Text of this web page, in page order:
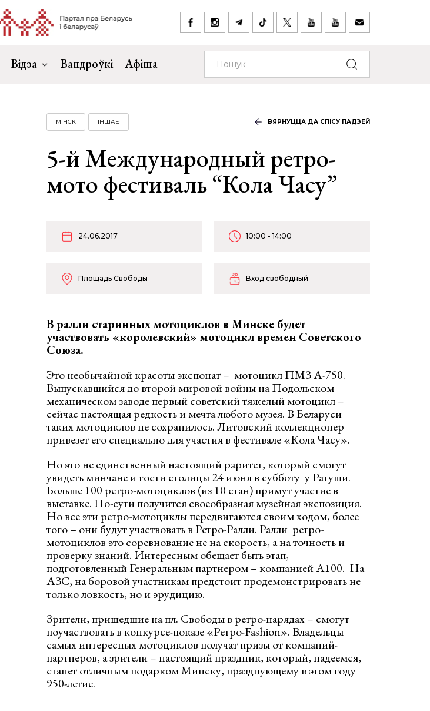
Відэа Вандроўкі Афіша
МІНСК ІНШАЕ ВЯРНУЦЦА ДА СПІСУ ПАДЗЕЙ
5-й Международный ретро-
мото фестиваль “Кола Часу”
24.06.2017 10:00 - 14:00
Площадь Свободы Вход свободный
В ралли старинных мотоциклов в Минске будет
участвовать «королевский» мотоцикл времен Советского
Союза.
Это необычайной красоты экспонат – мотоцикл ПМЗ А-750.
Выпускавшийся до второй мировой войны на Подольском
механическом заводе первый советский тяжелый мотоцикл –
сейчас настоящая редкость и мечта любого музея. В Беларуси
таких мотоциклов не сохранилось. Литовский коллекционер
привезет его специально для участия в фестивале «Кола Часу».
Но это не единственный настоящий раритет, который смогут
увидеть минчане и гости столицы 24 июня в субботу у Ратуши.
Больше 100 ретро-мотоциклов (из 10 стан) примут участие в
выставке. По-сути получится своеобразная музейная экспозиция.
Но все эти ретро-мотоциклы передвигаются своим ходом, более
того – они будут участвовать в Ретро-Ралли. Ралли ретро-
мотоциклов это соревнование не на скорость, а на точность и
проверку знаний. Интересным обещает быть этап,
подготовленный Генеральным партнером – компанией А100. На
АЗС, на боровой участникам предстоит продемонстрировать не
только ловкость, но и эрудицию.
Зрители, пришедшие на пл. Свободы в ретро-нарядах – смогут
поучаствовать в конкурсе-показе «Ретро-Fashion». Владельцы
самых интересных мотоциклов получат призы от компаний-
партнеров, а зрители – настоящий праздник, который, надеемся,
станет отличным подарком Минску, празднующему в этом году
950-летие.